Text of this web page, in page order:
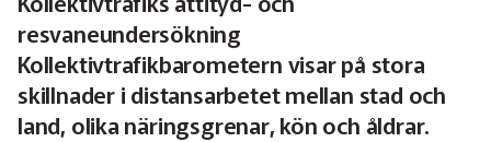
Kommunikation
Miljö­
Serviceresor
Affärs­nätverket 2024
Affärs­nätverket 2023
Affärs­nätverket 2022
Användargrupp förarcertifiering Buss
Nationellt material Buss
Lokalt material Buss
Användargrupp förarcertifiering Serviceresor
Nationellt material Serviceresor
Användargrupp Kollbar
Kollektivtrafikens bidrag till transportsektorns klimatmål
Remissvar
Aktiviteter och event
Almedalen
Information om kundfakturor
resvaneundersökning
Kollektivtrafikbarometern visar på stora
skillnader i distansarbetet mellan stad och
land, olika näringsgrenar, kön och åldrar.